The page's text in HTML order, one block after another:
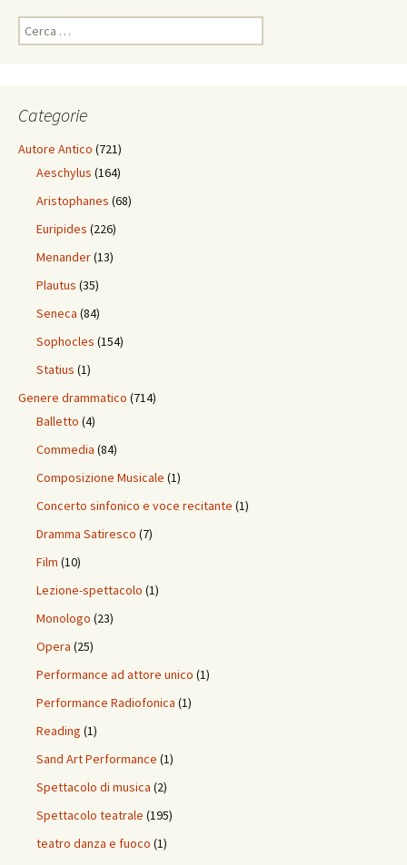
articolo
Ricerca
per:
Categorie
Autore Antico (721)
Aeschylus (164)
Aristophanes (68)
Euripides (226)
Menander(13)
Plautus (35)
Seneca (84)
Sophocles (154)
Statius (1)
Genere drammatico (714)
Balletto (4)
Commedia (84)
Composizione Musicale (1)
Concerto sinfonico e voce recitante (1)
Dramma Satiresco (7)
Film (10)
Lezione-spettacolo (1)
Monologo (23)
Opera (25)
Performance ad attore unico (1)
Performance Radiofonica (1)
Reading (1)
Sand Art Performance (1)
Spettacolo di musica (2)
Spettacolo teatrale (195)
teatro danza e fuoco (1)